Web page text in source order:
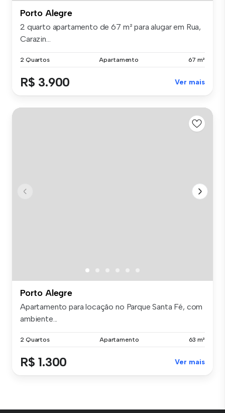
Porto Alegre
2 quarto apartamento de 67 m² para alugar em Rua,
Carazin...
2 Quartos Apartamento 67 m²
R$ 3.900 Ver mais
Porto Alegre
Apartamento para locação no Parque Santa Fé, com
ambiente...
2 Quartos Apartamento 63 m²
R$ 1.300 Ver mais